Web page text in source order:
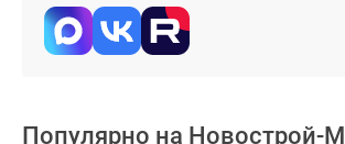
скидками
Популярно на Новострой-М